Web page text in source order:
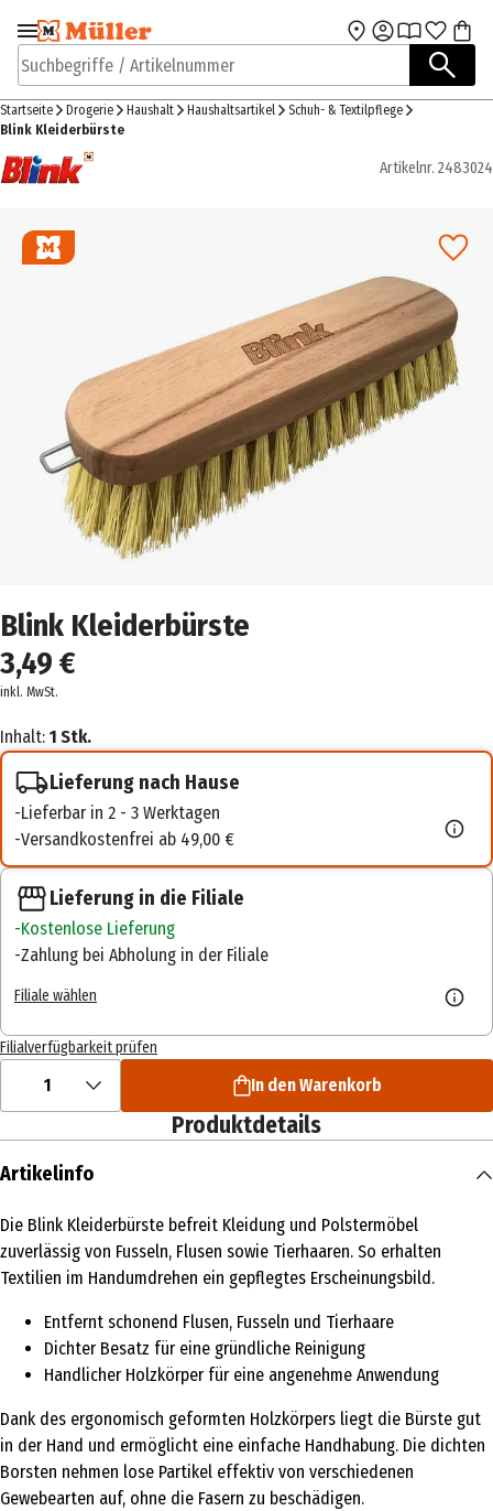
Zur Navigation
springen
Zum Hauptinhalt
Suchbegriffe / Artikelnummer
Startseite Drogerie Haushalt Haushaltsartikel
Schuh- & Textilpflege
Blink Kleiderbürste
Artikelnr. 2483024
Blink Kleiderbürste
3,49 €
inkl. MwSt.
Inhalt: 1 Stk.
Lieferung nach Hause
Lieferbar in 2 - 3 Werktagen
Versandkostenfrei ab 49,00 €
Lieferung in die Filiale
Kostenlose Lieferung
Zahlung bei Abholung in der Filiale
Filiale wählen
Filialverfügbarkeit prüfen
1 In den Warenkorb
Produktdetails
Artikelinfo
Die Blink Kleiderbürste befreit Kleidung und Polstermöbel
zuverlässig von Fusseln, Flusen sowie Tierhaaren. So erhalten
Textilien im Handumdrehen ein gepflegtes Erscheinungsbild.
Entfernt schonend Flusen, Fusseln und Tierhaare
Dichter Besatz für eine gründliche Reinigung
Handlicher Holzkörper für eine angenehme Anwendung
Dank des ergonomisch geformten Holzkörpers liegt die Bürste gut
in der Hand und ermöglicht eine einfache Handhabung. Die dichten
Borsten nehmen lose Partikel effektiv von verschiedenen
Gewebearten auf, ohne die Fasern zu beschädigen.